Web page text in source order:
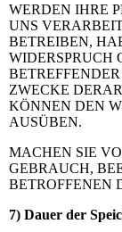
WERDEN IHRE
UNS
BETREIBEN,
WIDERSPRUCH
ZWECKE
KÖNNEN DEN
AUSÜBEN.
MACHEN SIE
GEBRAUCH,
BETROFFENEN
7) Dauer der